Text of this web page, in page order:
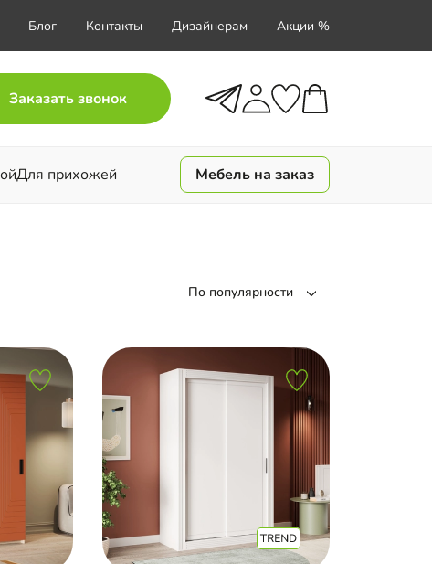
Блог Контакты Дизайнерам Акции %
Заказать звонок
Для прихожей Мебель на заказ
По популярности